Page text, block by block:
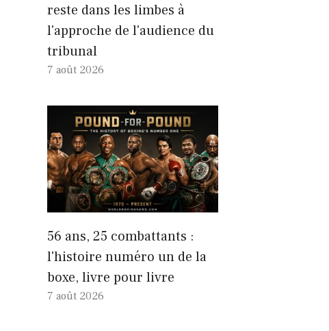
reste dans les limbes à
l'approche de l'audience du
tribunal
7 août 2026
56 ans, 25 combattants :
l'histoire numéro un de la
boxe, livre pour livre
7 août 2026